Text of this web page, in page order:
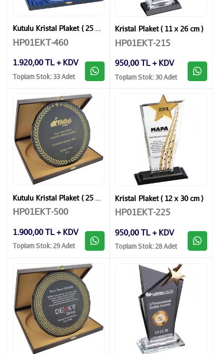
Kutulu Kristal Plaket ( 25 x 25 cm )
HP01EKT-460
1.920,00 TL + KDV
Toplam Stok: 33 Adet
Kristal Plaket ( 11 x 26 cm )
HP01EKT-215
950,00 TL + KDV
Toplam Stok: 30 Adet
Kutulu Kristal Plaket ( 25 x 25 cm )
HP01EKT-500
1.900,00 TL + KDV
Toplam Stok: 29 Adet
Kristal Plaket ( 12 x 30 cm )
HP01EKT-225
950,00 TL + KDV
Toplam Stok: 28 Adet